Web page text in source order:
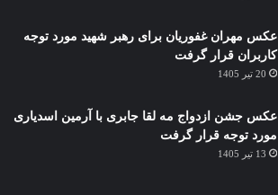
عکس مهران غفوریان برای رهبر شهید مورد توجه
کاربران قرار گرفت
20 تیر 1405
عکس جشن ازدواج مه لقا جابری با آرمین اسدیاری
مورد توجه قرار گرفت
13 تیر 1405